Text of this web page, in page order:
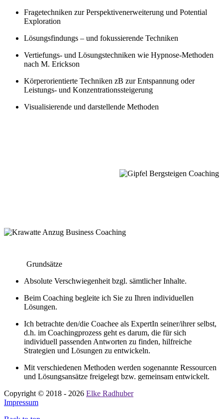
Fragetechniken zur Perspektivenerweiterung und Potential
Exploration
Lösungsfindungs – und fokussierende Techniken
Vertiefungs- und Lösungstechniken wie Hypnose-Methoden
nach M. Erickson
Körperorientierte Techniken zB zur Entspannung oder
Leistungs- und Konzentrationssteigerung
Visualisierende und darstellende Methoden
Grundsätze
Absolute Verschwiegenheit bzgl. sämtlicher Inhalte.
Beim Coaching begleite ich Sie zu Ihren individuellen
Lösungen.
Ich betrachte den/die Coachee als ExpertIn seiner/ihrer selbst,
d.h. im Coachingprozess geht es darum, die für sich
individuell passenden Antworten zu finden, hilfreiche
Strategien und Lösungen zu entwickeln.
Mit verschiedenen Methoden werden sogenannte Ressourcen
und Lösungsansätze freigelegt bzw. gemeinsam entwickelt.
Copyright © 2018 - 2026 Elke Radhuber
Impressum